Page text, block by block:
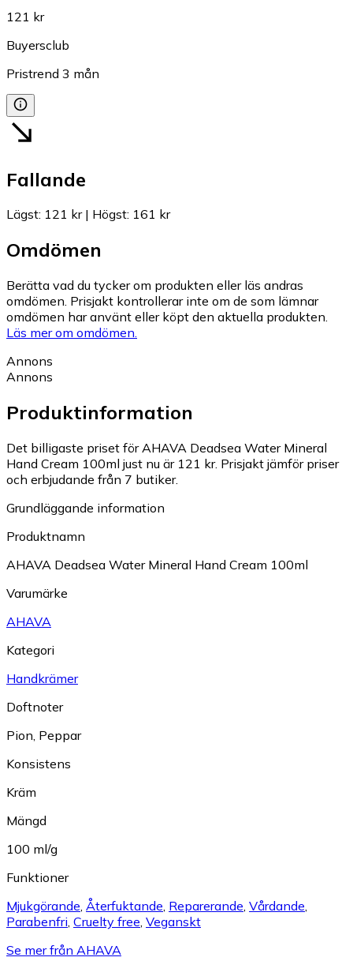
121 kr
Buyersclub
Pristrend 3 mån
Fallande
Lägst: 121 kr| Högst: 161 kr
Omdömen
Berätta vad du tycker om produkten eller läs andras
omdömen. Prisjakt kontrollerar inte om de som lämnar
omdömen har använt eller köpt den aktuella produkten.
Läs mer om omdömen.
Annons
Annons
Produktinformation
Det billigaste priset för AHAVA Deadsea Water Mineral
Hand Cream 100ml just nu är 121 kr. Prisjakt jämför priser
och erbjudande från 7 butiker.
Grundläggande information
Produktnamn
AHAVA Deadsea Water Mineral Hand Cream 100ml
Varumärke
AHAVA
Kategori
Handkrämer
Doftnoter
Pion, Peppar
Konsistens
Kräm
Mängd
100 ml/g
Funktioner
Mjukgörande, Återfuktande, Reparerande, Vårdande,
Parabenfri, Cruelty free, Veganskt
Se mer från AHAVA